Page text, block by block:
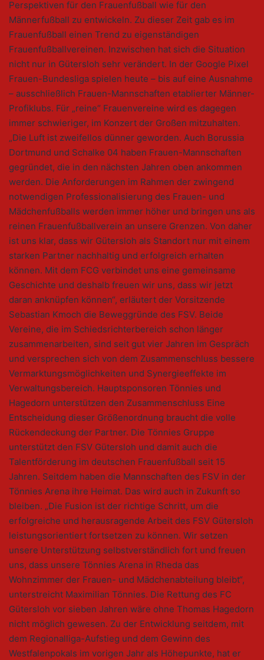
Perspektiven für den Frauenfußball wie für den
Männerfußball zu entwickeln. Zu dieser Zeit gab es im
Frauenfußball einen Trend zu eigenständigen
Frauenfußballvereinen. Inzwischen hat sich die Situation
nicht nur in Gütersloh sehr verändert. In der Google Pixel
Frauen-Bundesliga spielen heute – bis auf eine Ausnahme
– ausschließlich Frauen-Mannschaften etablierter Männer-
Profiklubs. Für „reine“ Frauenvereine wird es dagegen
immer schwieriger, im Konzert der Großen mitzuhalten.
„Die Luft ist zweifellos dünner geworden. Auch Borussia
Dortmund und Schalke 04 haben Frauen-Mannschaften
gegründet, die in den nächsten Jahren oben ankommen
werden. Die Anforderungen im Rahmen der zwingend
notwendigen Professionalisierung des Frauen- und
Mädchenfußballs werden immer höher und bringen uns als
reinen Frauenfußballverein an unsere Grenzen. Von daher
ist uns klar, dass wir Gütersloh als Standort nur mit einem
starken Partner nachhaltig und erfolgreich erhalten
können. Mit dem FCG verbindet uns eine gemeinsame
Geschichte und deshalb freuen wir uns, dass wir jetzt
daran anknüpfen können“, erläutert der Vorsitzende
Sebastian Kmoch die Beweggründe des FSV. Beide
Vereine, die im Schiedsrichterbereich schon länger
zusammenarbeiten, sind seit gut vier Jahren im Gespräch
und versprechen sich von dem Zusammenschluss bessere
Vermarktungsmöglichkeiten und Synergieeffekte im
Verwaltungsbereich. Hauptsponsoren Tönnies und
Hagedorn unterstützen den Zusammenschluss Eine
Entscheidung dieser Größenordnung braucht die volle
Rückendeckung der Partner. Die Tönnies Gruppe
unterstützt den FSV Gütersloh und damit auch die
Talentförderung im deutschen Frauenfußball seit 15
Jahren. Seitdem haben die Mannschaften des FSV in der
Tönnies Arena ihre Heimat. Das wird auch in Zukunft so
bleiben. „Die Fusion ist der richtige Schritt, um die
erfolgreiche und herausragende Arbeit des FSV Gütersloh
leistungsorientiert fortsetzen zu können. Wir setzen
unsere Unterstützung selbstverständlich fort und freuen
uns, dass unsere Tönnies Arena in Rheda das
Wohnzimmer der Frauen- und Mädchenabteilung bleibt“,
unterstreicht Maximilian Tönnies. Die Rettung des FC
Gütersloh vor sieben Jahren wäre ohne Thomas Hagedorn
nicht möglich gewesen. Zu der Entwicklung seitdem, mit
dem Regionalliga-Aufstieg und dem Gewinn des
Westfalenpokals im vorigen Jahr als Höhepunkte, hat er